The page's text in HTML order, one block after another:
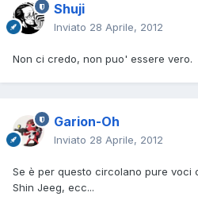
Shuji
Inviato 28 Aprile, 2012
Non ci credo, non puo' essere vero.
Garion-Oh
Inviato 28 Aprile, 2012
Se è per questo circolano pure voci
Shin Jeeg, ecc...